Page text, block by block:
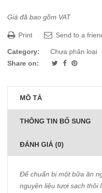
Giá đã bao gồm VAT
Print Send to a
Category:
Chưa phân loại
Share on:
MÔ TẢ
THÔNG TIN BỔ SUNG
ĐÁNH GIÁ (0)
Để chuẩn bị một bữa ăn
nguyên liệu tươi sạch thôi